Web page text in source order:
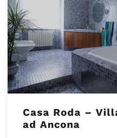
Casa Roda –
ad Ancona